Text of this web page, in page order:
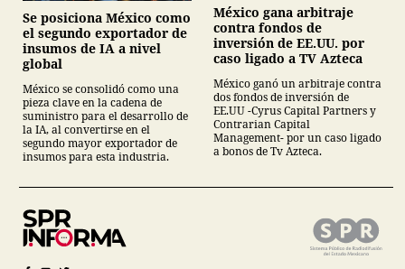
Se posiciona México como
el segundo exportador de
insumos de IA a nivel
global
México se consolidó como una
pieza clave en la cadena de
suministro para el desarrollo de
la IA, al convertirse en el
segundo mayor exportador de
insumos para esta industria.
México gana arbitraje
contra fondos de
inversión de EE.UU. por
caso ligado a TV Azteca
México ganó un arbitraje contra
dos fondos de inversión de
EE.UU -Cyrus Capital Partners y
Contrarian Capital
Management- por un caso ligado
a bonos de Tv Azteca.